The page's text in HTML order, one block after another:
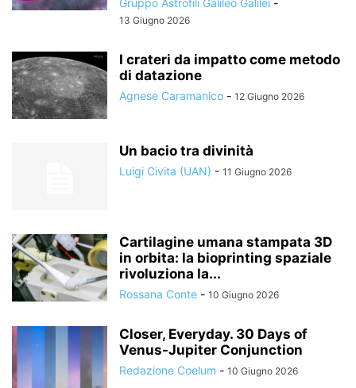
Gruppo Astrofili Galileo Galilei -
13 Giugno 2026
I crateri da impatto come metodo
di datazione
Agnese Caramanico - 12 Giugno 2026
Un bacio tra divinità
Luigi Civita (UAN) - 11 Giugno 2026
Cartilagine umana stampata 3D
in orbita: la bioprinting spaziale
rivoluziona la...
Rossana Conte - 10 Giugno 2026
Closer, Everyday. 30 Days of
Venus-Jupiter Conjunction
Redazione Coelum - 10 Giugno 2026